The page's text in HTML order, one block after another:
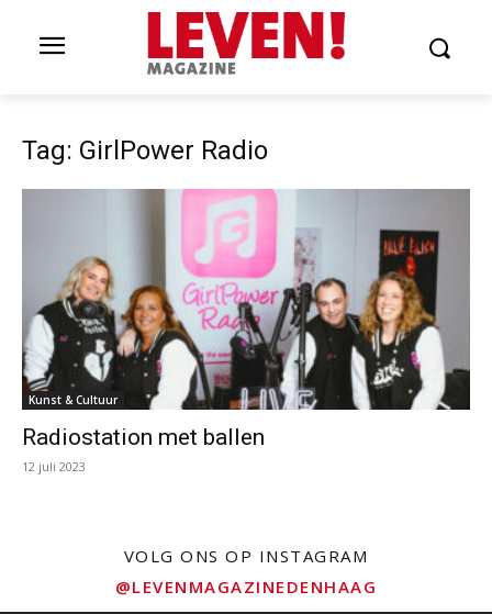
Tag: GirlPower Radio
Kunst & Cultuur
Radiostation met ballen
12 juli 2023
VOLG ONS OP INSTAGRAM
@LEVENMAGAZINEDENHAAG